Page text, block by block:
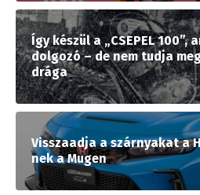
Így készül a „CSEPEL 100”,
dolgozó – de nem tudja
drága
Visszaadja a szárnyakat a
nek a Mugen